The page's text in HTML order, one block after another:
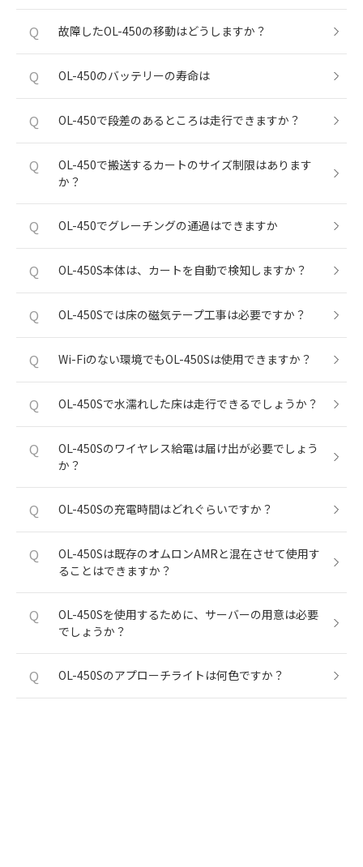
Q 故障したOL-450の移動はどうしますか？
Q OL-450のバッテリーの寿命は
Q OL-450で段差のあるところは走行できますか？
Q
OL-450で搬送するカートのサイズ制限はあります
か？
Q OL-450でグレーチングの通過はできますか
Q OL-450S本体は、カートを自動で検知しますか？
Q OL-450Sでは床の磁気テープ工事は必要ですか？
Q Wi-Fiのない環境でもOL-450Sは使用できますか？
Q OL-450Sで水濡れした床は走行できるでしょうか？
Q
OL-450Sのワイヤレス給電は届け出が必要でしょう
か？
Q OL-450Sの充電時間はどれぐらいですか？
Q
OL-450Sは既存のオムロンAMRと混在させて使用す
ることはできますか？
Q
OL-450Sを使用するために、サーバーの用意は必要
でしょうか？
Q OL-450Sのアプローチライトは何色ですか？